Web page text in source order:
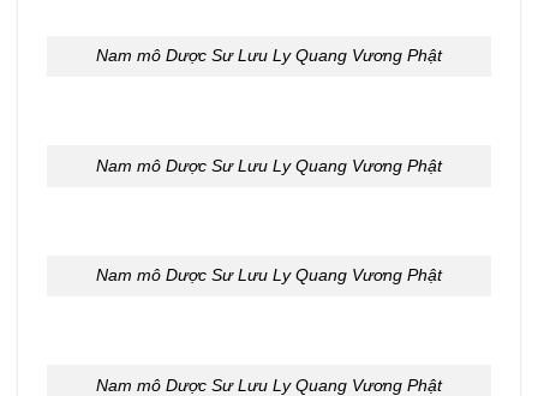
Nam mô Dược Sư Lưu Ly Quang Vương Phật
Nam mô Dược Sư Lưu Ly Quang Vương Phật
Nam mô Dược Sư Lưu Ly Quang Vương Phật
Nam mô Dược Sư Lưu Ly Quang Vương Phật